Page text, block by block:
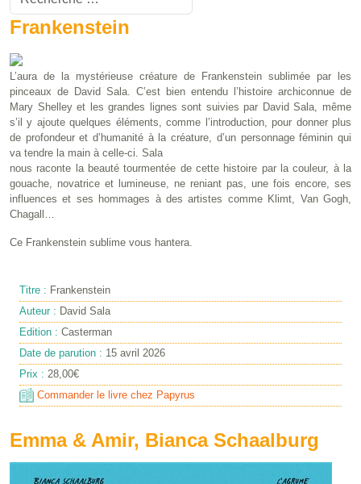
Type 2 or more characters for results.
Frankenstein
L’aura de la mystérieuse créature de Frankenstein sublimée par les
pinceaux de David Sala. C’est bien entendu l’histoire archiconnue de
Mary Shelley et les grandes lignes sont suivies par David Sala, même
s’il y ajoute quelques éléments, comme l’introduction, pour donner plus
de profondeur et d’humanité à la créature, d’un personnage féminin qui
va tendre la main à celle-ci. Sala
nous raconte la beauté tourmentée de cette histoire par la couleur, à la
gouache, novatrice et lumineuse, ne reniant pas, une fois encore, ses
influences et ses hommages à des artistes comme Klimt, Van Gogh,
Chagall…
Ce Frankenstein sublime vous hantera.
Titre : Frankenstein
Auteur : David Sala
Edition : Casterman
Date de parution : 15 avril 2026
Prix : 28,00€
Commander le livre chez Papyrus
Emma & Amir, Bianca Schaalburg